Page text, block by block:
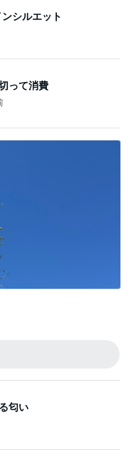
シルエット
って消費
匂い